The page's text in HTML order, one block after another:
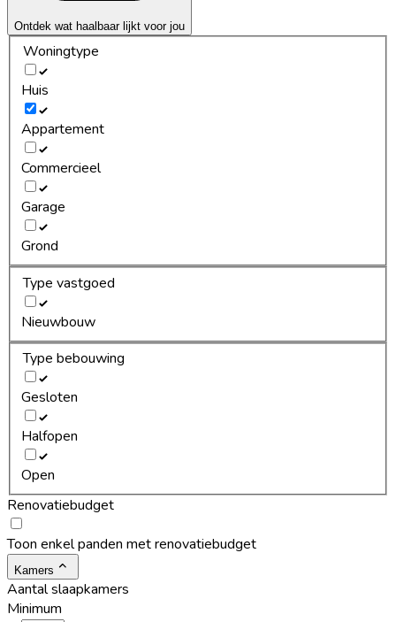
Ontdek wat haalbaar lijkt voor jou
Woningtype
Huis
Appartement
Commercieel
Garage
Grond
Type vastgoed
Nieuwbouw
Type bebouwing
Gesloten
Halfopen
Open
Renovatiebudget
Toon enkel panden met renovatiebudget
Kamers
Aantal slaapkamers
Minimum